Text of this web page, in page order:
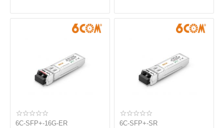
6C-SFP+-16G-ER 6C-SFP+-SR